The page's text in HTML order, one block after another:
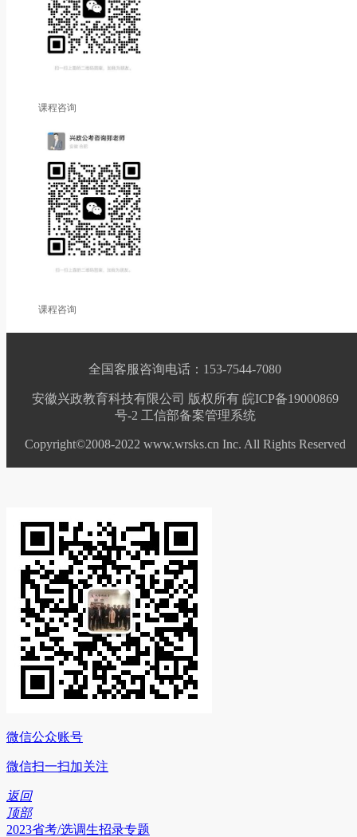
课程咨询
课程咨询
全国客服咨询电话：153-7544-7080
安徽兴政教育科技有限公司 版权所有 皖ICP备19000869
号-2 工信部备案管理系统
Copyright©2008-2022 www.wrsks.cn Inc. All Rights Reserved
微信公众账号
微信扫一扫加关注
返回
顶部
2023省考/选调生招录专题